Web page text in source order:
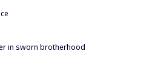
in sworn brotherhood